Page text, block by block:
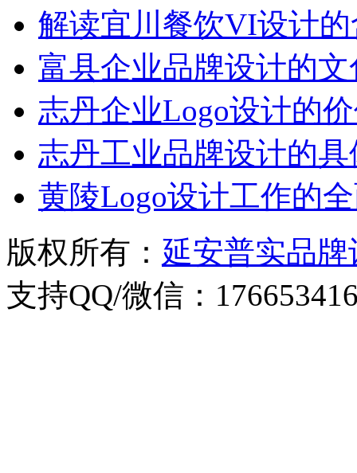
解读宜川餐饮VI设计
富县企业品牌设计的
志丹企业Logo设计的
志丹工业品牌设计的
黄陵Logo设计工作的
版权所有： 延安普实品
支持QQ/微信：